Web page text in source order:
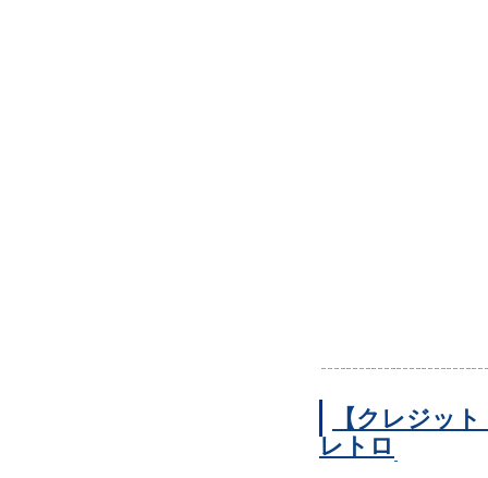
【クレジッ
レトロ